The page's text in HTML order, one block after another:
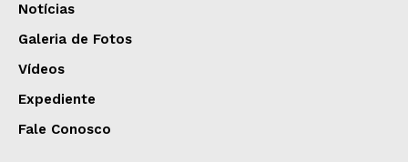
Notícias
Galeria de Fotos
Vídeos
Expediente
Fale Conosco